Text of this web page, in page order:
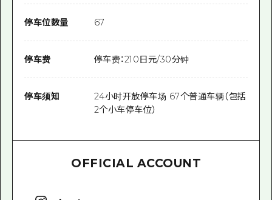
停车位数量 67
停车费 停车费：210日元/30分钟
停车须知
24小时开放停车场 67个普通车辆（包括
2个小车停车位）
OFFICIAL ACCOUNT